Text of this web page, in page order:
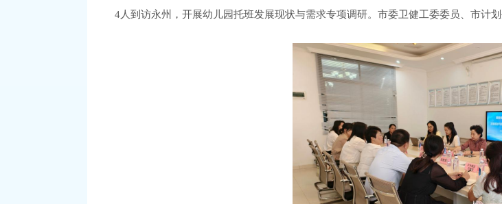
4人到访永州，开展幼儿园托班发展现状与需求专项调研。 市委卫健工委委员 、市计